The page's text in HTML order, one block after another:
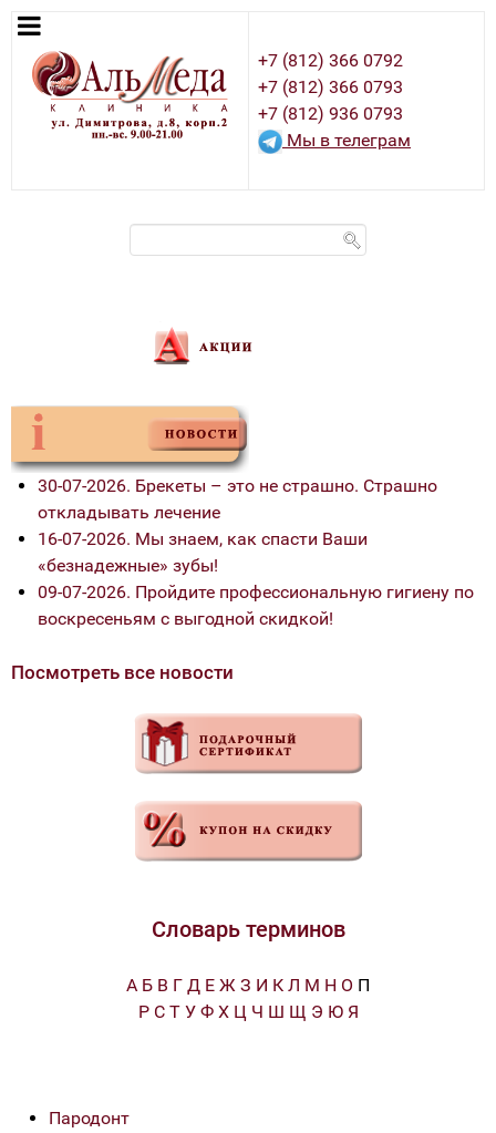
+7 (812) 366 0792
+7 (812) 366 0793
+7 (812) 936 0793
Мы в телеграм
30-07-2026. Брекеты – это не страшно. Страшно
откладывать лечение
16-07-2026. Мы знаем, как спасти Ваши
«безнадежные» зубы!
09-07-2026. Пройдите профессиональную гигиену по
воскресеньям с выгодной скидкой!
Посмотреть все новости
Словарь терминов
А Б В Г Д Е Ж З И К Л М Н О П
Р С Т У Ф Х Ц Ч Ш Щ Э Ю Я
Пародонт